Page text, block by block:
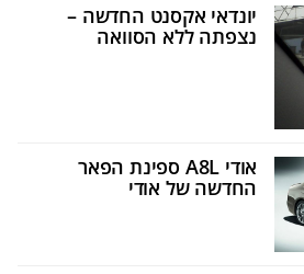
יונדאי אקסנט החדשה –
נצפתה ללא הסוואה
אודי A8L ספינת הפאר
החדשה של אודי